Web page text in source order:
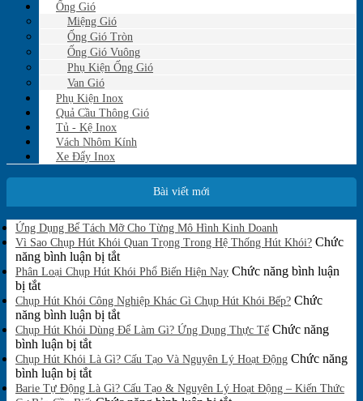
Ống Gió
Miệng Gió
Ống Gió Tròn
Ống Gió Vuông
Phụ Kiện Ống Gió
Van Gió
Phụ Kiện Inox
Quả Cầu Thông Gió
Tủ - Kệ Inox
Vách Nhôm Kính
Xe Đẩy Inox
Bài viết mới
Ứng Dụng Bể Tách Mỡ Cho Từng Mô Hình Kinh Doanh
có
bình
luận
ở
Dụng
Tách
Cho
Từng
Hình
Vì Sao Chụp Hút Khói Quan Trọng Trong Hệ Thống Hút Khói? Chức
năng bình luận bị tắtở
Vì
Chụp
Hút
Khói
Trọng
Hệ
Phân Loại Chụp Hút Khói Phổ Biến Hiện Nay Chức năng bình luận
bị tắtở
Phân
Loại
Chụp
Hút
Khói
Phổ
Biến
Chụp Hút Khói Công Nghiệp Khác Gì Chụp Hút Khói Bếp? Chức
năng bình luận bị tắtở
Chụp
Khói
Nghiệp
Chụp Hút Khói Dùng Để Làm Gì? Ứng Dụng Thực Tế Chức năng
bình luận bị tắtở
Chụp
Hút
Khói
Chụp Hút Khói Là Gì? Cấu Tạo Và Nguyên Lý Hoạt Động Chức năng
bình luận bị tắtở
Chụp
Barie Tự Động Là Gì? Cấu Tạo & Nguyên Lý Hoạt Động – Kiến Thức